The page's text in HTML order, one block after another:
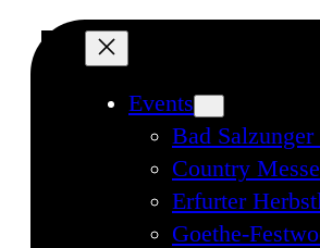
Direkt
zum
Inhalt
Events
Bad
Country Messe
Erfurter
Goethe-